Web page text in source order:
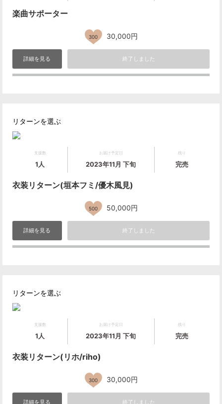
楽曲サポーター
300 30,000円
詳細を見る 終了しました
リターンを選ぶ
支援数
1人
お届け予定日
2023年11月 下旬
残り
完売
衣装リターン(垣本フミ/優木風見)
500 50,000円
詳細を見る 終了しました
リターンを選ぶ
支援数
1人
お届け予定日
2023年11月 下旬
残り
完売
衣装リターン(リホ/riho)
300 30,000円
詳細を見る 終了しました